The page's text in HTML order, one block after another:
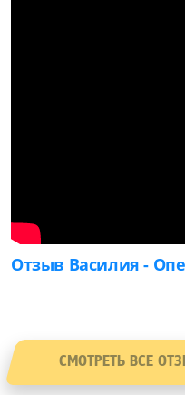
Отзыв Василия -
СМОТРЕТЬ ВСЕ